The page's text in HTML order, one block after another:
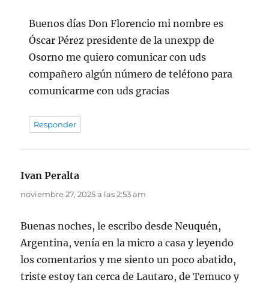
Buenos días Don Florencio mi nombre es
Óscar Pérez presidente de la unexpp de
Osorno me quiero comunicar con uds
compañero algún número de teléfono para
comunicarme con uds gracias
Responder
Ivan Peralta
noviembre 27, 2025 a las 2:53 am
Buenas noches, le escribo desde Neuquén,
Argentina, venía en la micro a casa y leyendo
los comentarios y me siento un poco abatido,
triste estoy tan cerca de Lautaro, de Temuco y